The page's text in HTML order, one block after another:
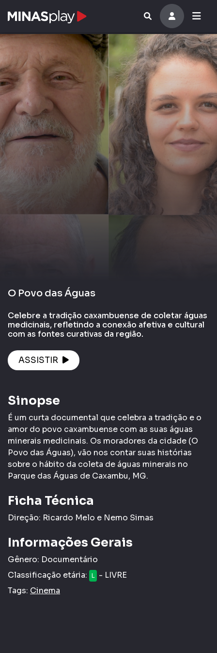
O Povo das Águas
Celebre a tradição caxambuense de coletar águas
medicinais, refletindo a conexão afetiva e cultural
com as fontes curativas da região.
ASSISTIR
Sinopse
É um curta documental que celebra a tradição e o
amor do povo caxambuense com as suas águas
minerais medicinais. Os moradores da cidade (O
Povo das Águas), vão nos contar suas histórias
sobre o hábito da coleta de águas minerais no
Parque das Águas de Caxambu, MG.
Ficha Técnica
Direção: Ricardo Melo e Nemo Simas
Informações Gerais
Gênero: Documentário
Classificação etária:
L - LIVRE
Tags: Cinema